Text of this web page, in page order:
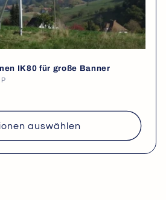
IK80 für große Banner
auswählen